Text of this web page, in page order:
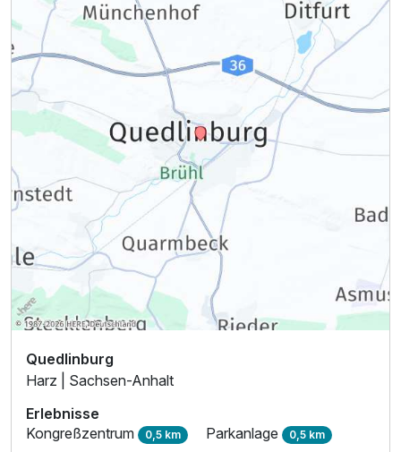
Quedlinburg
Harz | Sachsen-Anhalt
Erlebnisse
Kongreßzentrum 0,5 km Parkanlage 0,5 km